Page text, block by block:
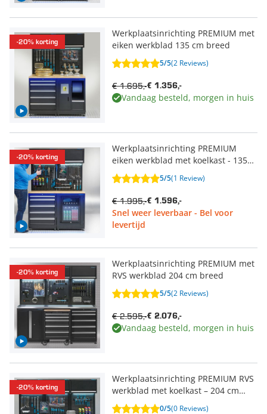
-20% korting
Werkplaatsinrichting PREMIUM met
eiken werkblad 135 cm breed
5/5(2 Reviews)
€ 1.356,-
€ 1.695,-
Vandaag besteld, morgen in huis
-20% korting
Werkplaatsinrichting PREMIUM
eiken werkblad met koelkast - 135
cm breed
5/5(1 Review)
€ 1.596,-
€ 1.995,-
Snel weer leverbaar - Bel voor
levertijd
-20% korting
Werkplaatsinrichting PREMIUM met
RVS werkblad 204 cm breed
5/5(2 Reviews)
€ 2.076,-
€ 2.595,-
Vandaag besteld, morgen in huis
-20% korting
Werkplaatsinrichting PREMIUM RVS
werkblad met koelkast – 204 cm
breed
0/5(0 Reviews)